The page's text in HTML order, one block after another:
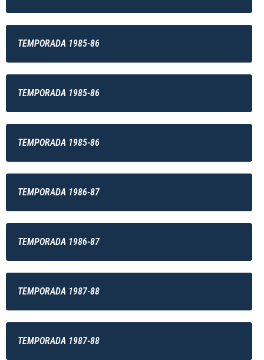
TEMPORADA 1985-86
TEMPORADA 1985-86
TEMPORADA 1985-86
TEMPORADA 1986-87
TEMPORADA 1986-87
TEMPORADA 1987-88
TEMPORADA 1987-88